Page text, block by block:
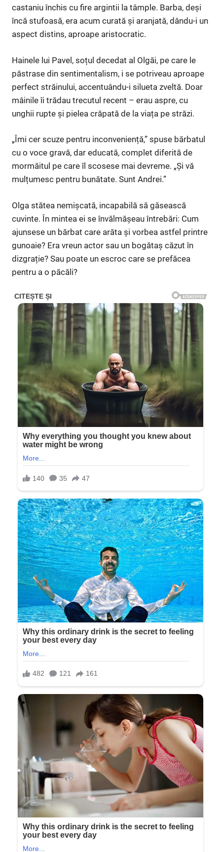
castaniu închis cu fire argintii la tâmple. Barba, deși
încă stufoasă, era acum curată și aranjată, dându-i un
aspect distins, aproape aristocratic.
Hainele lui Pavel, soțul decedat al Olgăi, pe care le
păstrase din sentimentalism, i se potriveau aproape
perfect străinului, accentuându-i silueta zveltă. Doar
mâinile îi trădau trecutul recent – erau aspre, cu
unghii rupte și pielea crăpată de la viața pe străzi.
„Îmi cer scuze pentru inconveniență,” spuse bărbatul
cu o voce gravă, dar educată, complet diferită de
mormăitul pe care îl scosese mai devreme. „Și vă
mulțumesc pentru bunătate. Sunt Andrei.”
Olga stătea nemișcată, incapabilă să găsească
cuvinte. În mintea ei se învălmășeau întrebări: Cum
ajunsese un bărbat care arăta și vorbea astfel printre
gunoaie? Era vreun actor sau un bogătaș căzut în
dizgrație? Sau poate un escroc care se prefăcea
pentru a o păcăli?